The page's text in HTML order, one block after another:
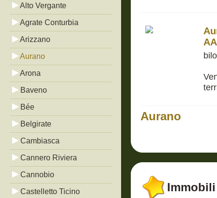
Alto Vergante
Agrate Conturbia
Arizzano
Aurano
Arona
Baveno
Bée
Belgirate
Cambiasca
Cannero Riviera
Cannobio
Castelletto Ticino
Aurano